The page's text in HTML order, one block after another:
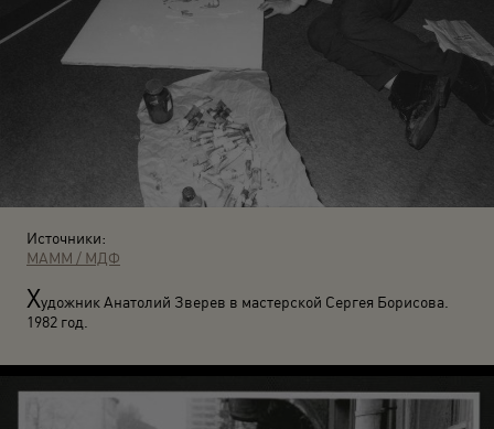
Источники:
МАММ / МДФ
Художник Анатолий Зверев в мастерской Сергея Борисова.
1982 год.